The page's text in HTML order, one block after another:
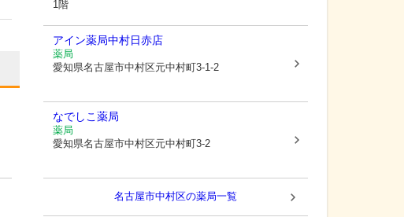
1階
アイン薬局中村日赤店
薬局
愛知県名古屋市中村区元中村町3-1-2
なでしこ薬局
薬局
愛知県名古屋市中村区元中村町3-2
名古屋市中村区の薬局一覧